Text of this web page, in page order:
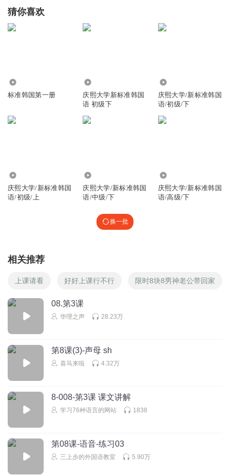
猜你喜欢
标准韩国第一册
庆熙大学新标准韩国
语 初级下
庆熙大学/新标准韩国
语/初级/下
庆熙大学/新标准韩国
语/初级/上
庆熙大学/新标准韩国
语/中级/下
庆熙大学/新标准韩国
语/高级/下
换一批
相关推荐
上课请看 好好上课行不行 限时8块8男神老公带回家
08.第3课
华理之声 28.23万
第8课(3)-声母 sh
喜马来啦 4.32万
8-008-第3课 课文讲解
学习76种语言的网站 1838
第08课-语音-练习03
三上步的外国语教室 5.90万